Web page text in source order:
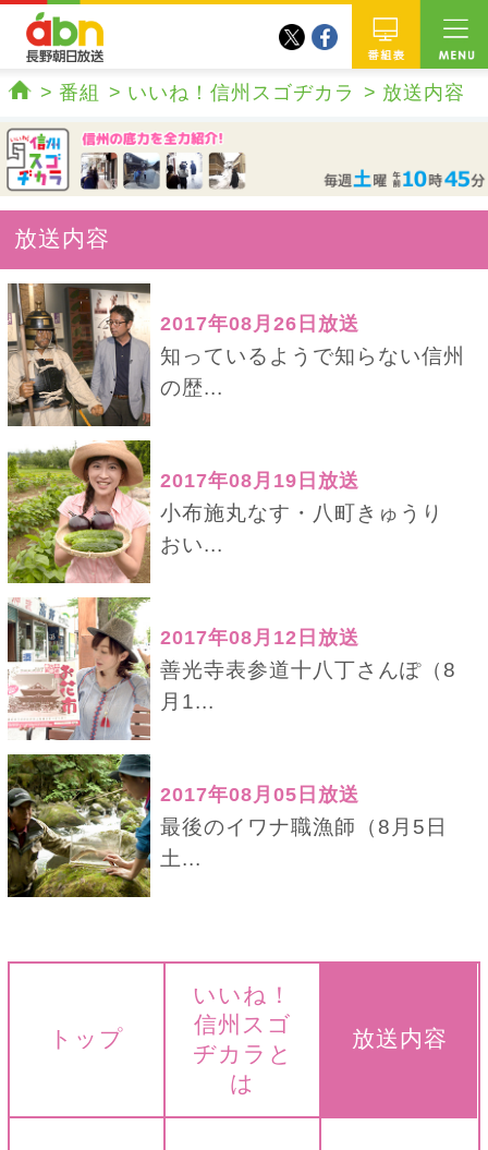
番組
twitterfacebook
番組 いいね！信州スゴヂカラ 放送内容
放送内容
2017年08月26日放送
知っているようで知らない信州
の歴...
2017年08月19日放送
小布施丸なす・八町きゅうり
おい...
2017年08月12日放送
善光寺表参道十八丁さんぽ（8
月1...
2017年08月05日放送
最後のイワナ職漁師（8月5日
土...
トップ
いいね！
信州スゴ
ヂカラと
は
放送内容